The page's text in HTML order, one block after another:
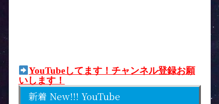
YouTubeしてます！チャンネル登録お願
いします！
新着 New!!! YouTube